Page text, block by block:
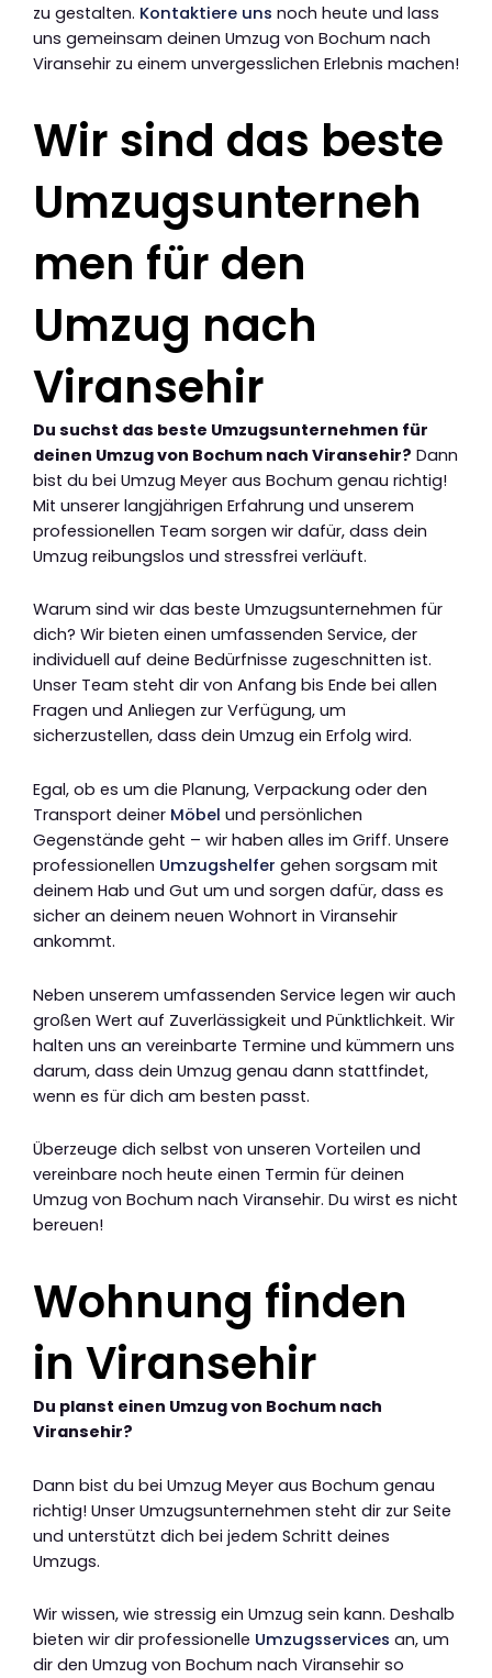
zu gestalten. Kontaktiere uns noch heute und lass
uns gemeinsam deinen Umzug von Bochum nach
Viransehir zu einem unvergesslichen Erlebnis machen!
Wir sind das beste
Umzugsunterneh
men für den
Umzug nach
Viransehir
Du suchst das beste Umzugsunternehmen für
deinen Umzug von Bochum nach Viransehir? Dann
bist du bei Umzug Meyer aus Bochum genau richtig!
Mit unserer langjährigen Erfahrung und unserem
professionellen Team sorgen wir dafür, dass dein
Umzug reibungslos und stressfrei verläuft.
Warum sind wir das beste Umzugsunternehmen für
dich? Wir bieten einen umfassenden Service, der
individuell auf deine Bedürfnisse zugeschnitten ist.
Unser Team steht dir von Anfang bis Ende bei allen
Fragen und Anliegen zur Verfügung, um
sicherzustellen, dass dein Umzug ein Erfolg wird.
Egal, ob es um die Planung, Verpackung oder den
Transport deiner Möbel und persönlichen
Gegenstände geht – wir haben alles im Griff. Unsere
professionellen Umzugshelfer gehen sorgsam mit
deinem Hab und Gut um und sorgen dafür, dass es
sicher an deinem neuen Wohnort in Viransehir
ankommt.
Neben unserem umfassenden Service legen wir auch
großen Wert auf Zuverlässigkeit und Pünktlichkeit. Wir
halten uns an vereinbarte Termine und kümmern uns
darum, dass dein Umzug genau dann stattfindet,
wenn es für dich am besten passt.
Überzeuge dich selbst von unseren Vorteilen und
vereinbare noch heute einen Termin für deinen
Umzug von Bochum nach Viransehir. Du wirst es nicht
bereuen!
Wohnung finden
in Viransehir
Du planst einen Umzug von Bochum nach
Viransehir?
Dann bist du bei Umzug Meyer aus Bochum genau
richtig! Unser Umzugsunternehmen steht dir zur Seite
und unterstützt dich bei jedem Schritt deines
Umzugs.
Wir wissen, wie stressig ein Umzug sein kann. Deshalb
bieten wir dir professionelle Umzugsservices an, um
dir den Umzug von Bochum nach Viransehir so